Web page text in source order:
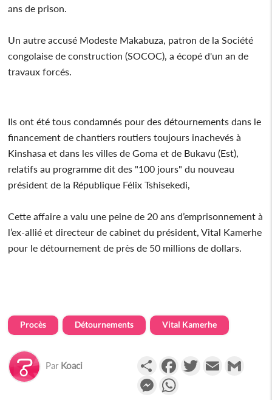
ans de prison.
Un autre accusé Modeste Makabuza, patron de la Société
congolaise de construction (SOCOC), a écopé d'un an de
travaux forcés.
Ils ont été tous condamnés pour des détournements dans le
financement de chantiers routiers toujours inachevés à
Kinshasa et dans les villes de Goma et de Bukavu (Est),
relatifs au programme dit des "100 jours" du nouveau
président de la République Félix Tshisekedi,
Cette affaire a valu une peine de 20 ans d’emprisonnement à
l’ex-allié et directeur de cabinet du président, Vital Kamerhe
pour le détournement de près de 50 millions de dollars.
Procès Détournements Vital Kamerhe
Par Koaci PartagerFacebookTwitterEmail
Messenger